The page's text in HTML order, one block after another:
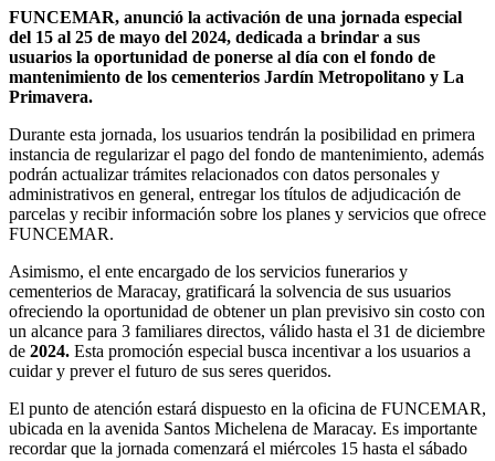
FUNCEMAR, anunció la activación de una jornada especial
del 15 al 25 de mayo del 2024, dedicada a brindar a sus
usuarios la oportunidad de ponerse al día con el fondo de
mantenimiento de los cementerios Jardín Metropolitano y La
Primavera.
Durante esta jornada, los usuarios tendrán la posibilidad en primera
instancia de regularizar el pago del fondo de mantenimiento, además
podrán actualizar trámites relacionados con datos personales y
administrativos en general, entregar los títulos de adjudicación de
parcelas y recibir información sobre los planes y servicios que ofrece
FUNCEMAR.
Asimismo, el ente encargado de los servicios funerarios y
cementerios de Maracay, gratificará la solvencia de sus usuarios
ofreciendo la oportunidad de obtener un plan previsivo sin costo con
un alcance para 3 familiares directos, válido hasta el 31 de diciembre
de 2024. Esta promoción especial busca incentivar a los usuarios a
cuidar y prever el futuro de sus seres queridos.
El punto de atención estará dispuesto en la oficina de FUNCEMAR,
ubicada en la avenida Santos Michelena de Maracay. Es importante
recordar que la jornada comenzará el miércoles 15 hasta el sábado